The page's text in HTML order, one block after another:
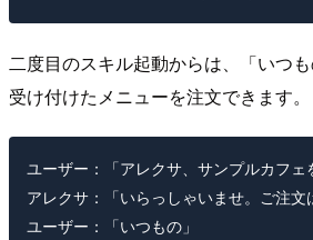
二度目のスキル起動からは、「いつ
受け付けたメニューを注文できます。
ユーザー：「アレクサ、サンプルカフェ
アレクサ：「いらっしゃいませ。ご注
ユーザー：「いつもの」